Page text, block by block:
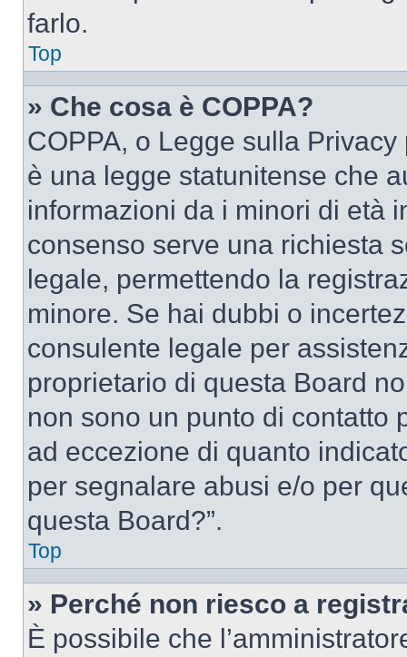
farlo.
Top
» Che cosa è COPPA?
COPPA, o Legge sulla
è una legge statunitense che
informazioni da i minori di età
consenso serve una richiesta
legale, permettendo la
minore. Se hai dubbi o
consulente legale per
proprietario di questa Board
non sono un punto di contatto
ad eccezione di quanto
per segnalare abusi e/o per
questa Board?”.
Top
» Perché non riesco a
È possibile che